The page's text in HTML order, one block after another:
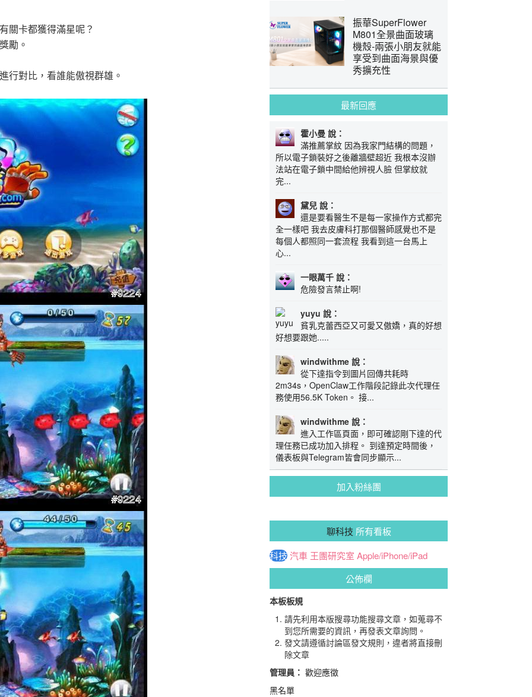
關卡都獲得滿星呢？
勵。
行對比，看誰能傲視群雄。
振華SuperFlower
M801全景曲面玻璃
機殼-兩張小朋友就能
享受到曲面海景與優
秀擴充性
最新回應
霍小曼 說：
滿推薦掌紋 因為我家門結構的問題，
所以電子鎖裝好之後離牆壁超近 我根本沒辦
法站在電子鎖中間給他辨視人臉 但掌紋就
完...
黛兒 說：
還是要看醫生不是每一家操作方式都完
全一樣吧 我去皮膚科打那個醫師感覺也不是
每個人都照同一套流程 我看到這一台馬上
心...
一眼萬千 說：
危險發言禁止啊!
yuyu 說：
貧乳克蕾西亞又可愛又傲嬌，真的好想
好想要跟她.....
windwithme 說：
從下達指令到圖片回傳共耗時
2m34s，OpenClaw工作階段記錄此次代理任
務使用56.5K Token。 接...
windwithme 說：
進入工作區頁面，即可確認剛下達的代
理任務已成功加入排程。 到達預定時間後，
儀表板與Telegram皆會同步顯示...
加入粉絲團
聊科技 所有看板
科技汽車 王團研究室 Apple/iPhone/iPad
公佈欄
本板板規
請先利用本版搜尋功能搜尋文章，如蒐尋不
到您所需要的資訊，再發表文章詢問。
發文請遵循討論區發文規則，違者將直接刪
除文章
管理員： 歡迎應徵
黑名單